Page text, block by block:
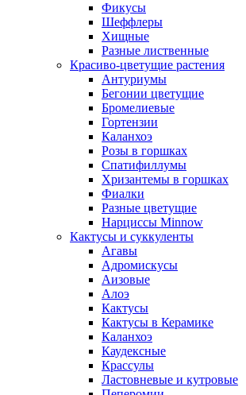
Фикусы
Шеффлеры
Хищные
Разные лиственные
Красиво-цветущие растения
Антуриумы
Бегонии цветущие
Бромелиевые
Гортензии
Каланхоэ
Розы в горшках
Спатифиллумы
Хризантемы в горшках
Фиалки
Разные цветущие
Нарциссы Minnow
Кактусы и суккуленты
Агавы
Адромискусы
Аизовые
Алоэ
Кактусы
Кактусы в Керамике
Каланхоэ
Каудексные
Крассулы
Ластовневые и кутровые